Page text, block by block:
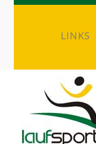
LINKS